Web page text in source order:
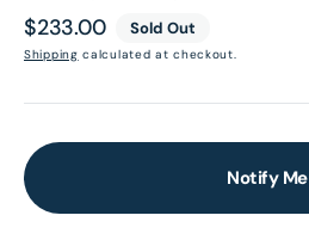
Regular
price
$233.00 Sold Out
Shipping calculated at checkout.
Notify Me